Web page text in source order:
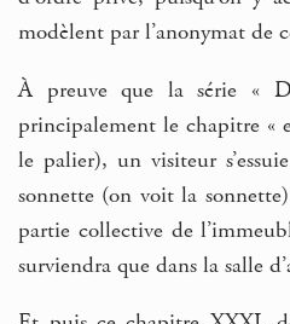
modèlent par l’anonymat de
À preuve que la série «
principalement le chapitre «
le palier), un visiteur
sonnette (on voit la
partie collective de
surviendra que dans la salle